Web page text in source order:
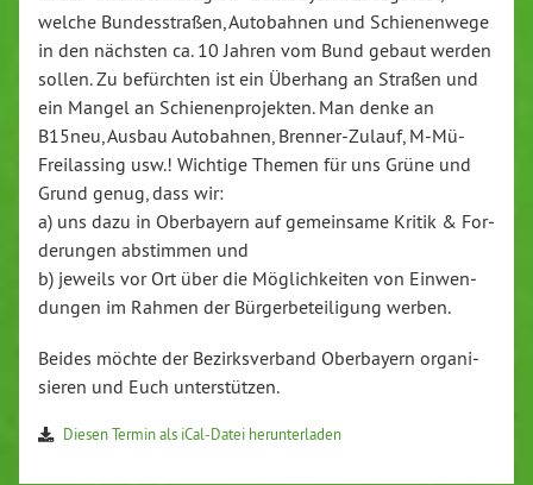
welche Bun­des­stra­ßen, Au­to­bah­nen und Schie­nen­we­ge
in den nächsten ca. 10 Jahren vom Bund gebaut werden
sollen. Zu be­fürch­ten ist ein Überhang an Straßen und
ein Mangel an Schie­nen­pro­jek­ten. Man denke an
B15neu, Ausbau Au­to­bah­nen, Bren­ner-Zu­lauf, M-Mü-
Frei­las­sing usw.! Wichtige Themen für uns Grüne und
Grund genug, dass wir:
a) uns dazu in Ober­bay­ern auf ge­mein­sa­me Kritik & For­
de­run­gen abstimmen und
b) jeweils vor Ort über die Mög­lich­kei­ten von Ein­wen­
dun­gen im Rahmen der Bür­ger­be­tei­li­gung werben.
Beides möchte der Be­zirks­ver­band Ober­bay­ern or­ga­ni­
sie­ren und Euch un­ter­stüt­zen.
Diesen Termin als iCal-Da­tei her­un­ter­la­den